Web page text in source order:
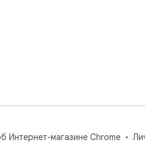
Интернет-магазине Chrome